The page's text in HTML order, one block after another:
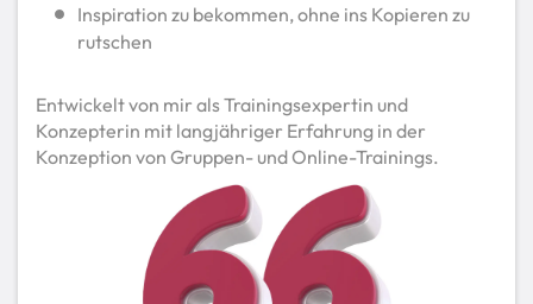
Inspiration zu bekommen, ohne ins Kopieren zu
rutschen
Entwickelt von mir als Trainingsexpertin und
Konzepterin mit langjähriger Erfahrung in der
Konzeption von Gruppen- und Online-Trainings.